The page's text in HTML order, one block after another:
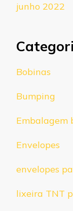
junho 2022
Bobinas
Bumping
Embalagem
Envelopes
envelopes
lixeira TNT